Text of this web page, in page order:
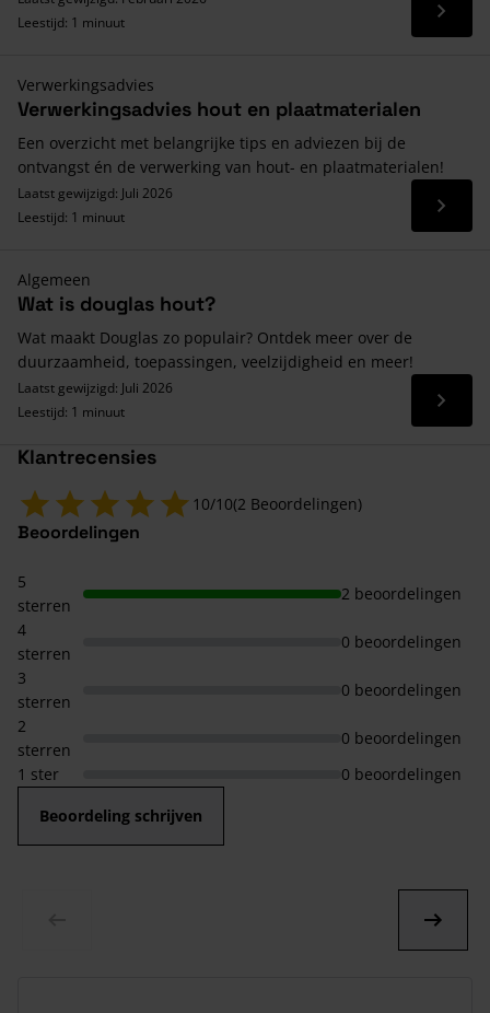
Leestijd: 1 minuut
Lees
Verwerkingsadvies
Verwerkingsadvies hout en plaatmaterialen
Een overzicht met belangrijke tips en adviezen bij de
ontvangst én de verwerking van hout- en plaatmaterialen!
Laatst gewijzigd: Juli 2026
Leestijd: 1 minuut
Lees
Algemeen
Wat is douglas hout?
Wat maakt Douglas zo populair? Ontdek meer over de
duurzaamheid, toepassingen, veelzijdigheid en meer!
Laatst gewijzigd: Juli 2026
Leestijd: 1 minuut
Lees
Klantrecensies
10/10(2 Beoordelingen)
Beoordelingen
5
sterren
2 beoordelingen
4
sterren
0 beoordelingen
3
sterren
0 beoordelingen
2
sterren
0 beoordelingen
1 ster
0 beoordelingen
Beoordeling schrijven